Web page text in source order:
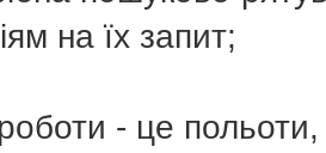
на їх запит;
роботи - це